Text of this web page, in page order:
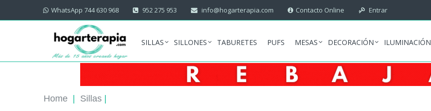
WhatsApp 744 630 968 952 275 953 info@hogarterapia.com Contacto Online Entrar
SILLAS
SILLONES TABURETES PUFS MESAS DECORACIÓN ILUMINACIÓN
Home Sillas